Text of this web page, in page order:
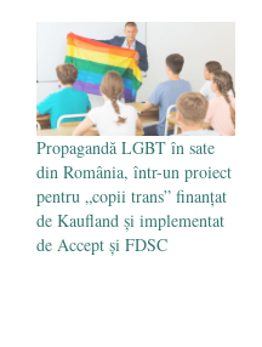
Propagandă LGBT în sate
din România, într-un proiect
pentru „copii trans” finanțat
de Kaufland și implementat
de Accept și FDSC